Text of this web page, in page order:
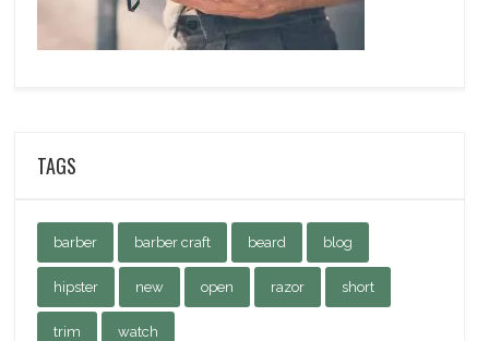
TAGS
barber barber craft beard blog
hipster new open razor short
trim watch